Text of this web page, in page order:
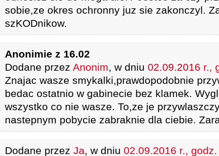
sobie,ze okres ochronny juz sie zakonczyl.
szKODnikow.
Anonimie z 16.02
Dodane przez Anonim, w dniu 02.09.2016 r.,
Znajac wasze smykalki,prawdopodobnie
bedac ostatnio w gabinecie bez klamek.
wszystko co nie wasze. To,ze je
nastepnym pobycie zabraknie dla ciebie.
Dodane przez Ja, w dniu 02.09.2016 r.,